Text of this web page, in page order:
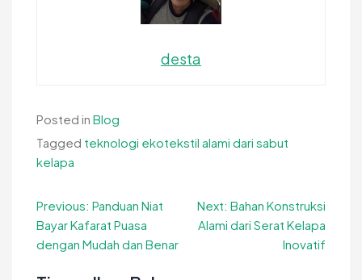
desta
Posted in Blog
Tagged teknologi ekotekstil alami dari sabut
kelapa
Navigasi
pos
Previous: Panduan Niat
Bayar Kafarat Puasa
dengan Mudah dan Benar
Next: Bahan Konstruksi
Alami dari Serat Kelapa
Inovatif